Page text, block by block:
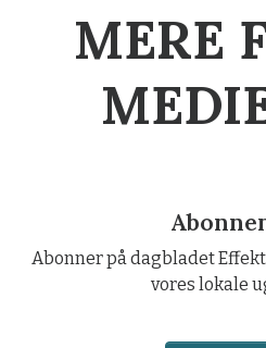
MERE
Abonner på dagbladet
vores lokale